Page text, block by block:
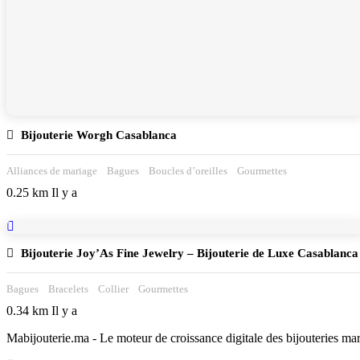
Bijouterie Worgh Casablanca
Alliances de mariage Bagues Boucles d’oreilles Gourmettes
0.25 km Il y a
Bijouterie Joy’As Fine Jewelry – Bijouterie de Luxe Casablanca
Bagues Bracelets Collier Gourmettes
0.34 km Il y a
Mabijouterie.ma - Le moteur de croissance digitale des bijouteries